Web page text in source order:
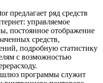
предлагает ряд средств
управляемое
постоянное отображение
средств,
подробную статистику
с возможностью
программы служит